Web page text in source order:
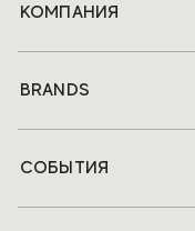
КОМПАНИЯ
BRANDS
СОБЫТИЯ